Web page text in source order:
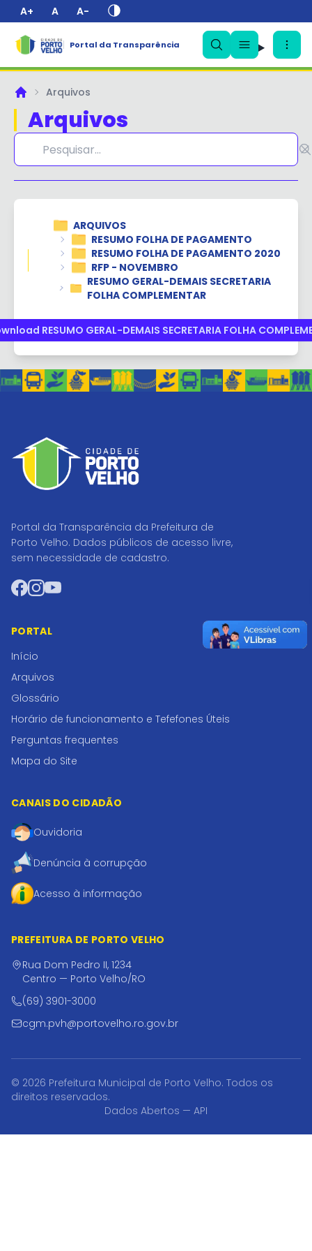
A+ A A-
Portal da Transparência
PrincipalArquivos
Arquivos
ARQUIVOS
RESUMO FOLHA DE PAGAMENTO
RESUMO FOLHA DE PAGAMENTO 2020
RFP - NOVEMBRO
RESUMO GERAL-DEMAIS SECRETARIA
FOLHA COMPLEMENTAR
RESUMO GERAL-DEMAIS SECRETARIA FOLHA
Portal da Transparência da Prefeitura de
Porto Velho. Dados públicos de acesso livre,
sem necessidade de cadastro.
Facebook
Instagram
YouTube
PORTAL
Início
Arquivos
Glossário
Horário de funcionamento e Tefefones Úteis
Perguntas frequentes
Mapa do Site
CANAIS DO CIDADÃO
Ouvidoria
Denúncia à corrupção
Acesso à informação
PREFEITURA DE PORTO VELHO
Rua Dom Pedro II, 1234
Centro — Porto Velho/RO
(69) 3901-3000
cgm.pvh@portovelho.ro.gov.br
© 2026 Prefeitura Municipal de Porto Velho. Todos os
direitos reservados.
Dados Abertos — API
✕